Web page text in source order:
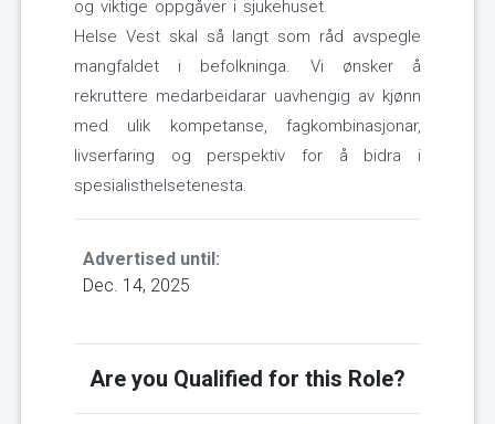
og viktige oppgåver i sjukehuset.
Helse Vest skal så langt som råd avspegle
mangfaldet i befolkninga. Vi ønsker å
rekruttere medarbeidarar uavhengig av kjønn
med ulik kompetanse, fagkombinasjonar,
livserfaring og perspektiv for å bidra i
spesialisthelsetenesta.
Advertised until:
Dec. 14, 2025
Are you Qualified for this Role?